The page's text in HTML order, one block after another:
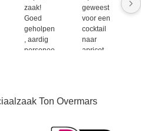
zaak!
Goed
geholpen
, aardig
personee
geweest
voor een
cocktail
naar
apricot
niet te
Ton Overmars